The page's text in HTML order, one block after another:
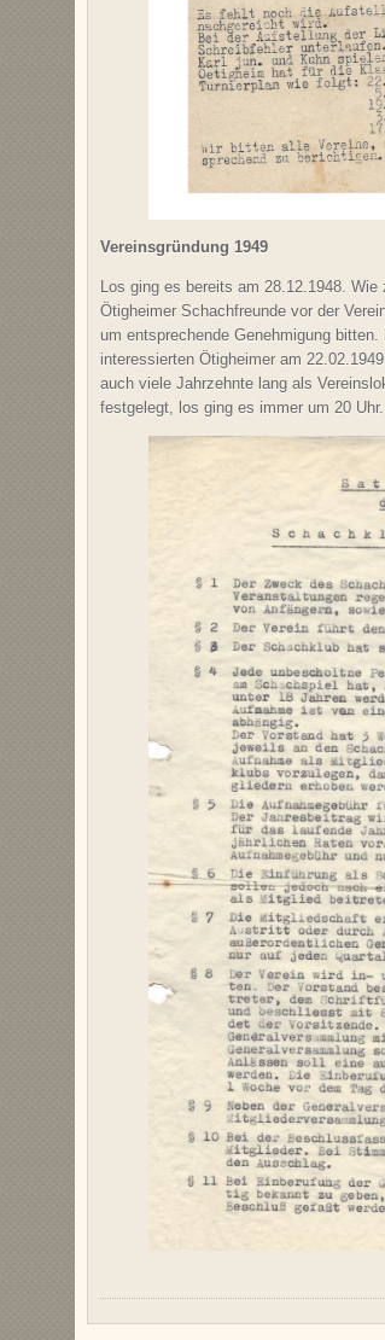
Vereinsgründung 1949
Los ging es bereits am 28.12.1948.
Ötigheimer Schachfreunde vor der
um entsprechende Genehmigung
interessierten Ötigheimer am
auch viele Jahrzehnte lang als
festgelegt, los ging es immer um 20 Uhr.